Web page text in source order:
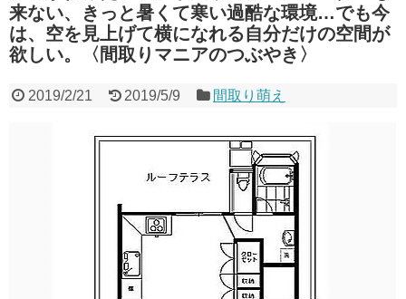
来ない、きっと暑くて寒い過酷な環境…でも今
は、空を見上げて横になれる自分だけの空間が
欲しい。〈間取りマニアのつぶやき〉
2019/2/21 2019/5/9 間取り萌え